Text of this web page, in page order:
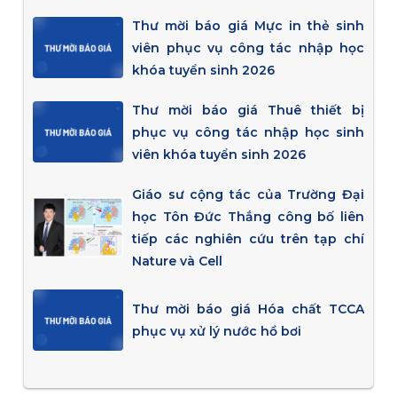
Thư mời báo giá Mực in thẻ sinh
viên phục vụ công tác nhập học
khóa tuyển sinh 2026
Thư mời báo giá Thuê thiết bị
phục vụ công tác nhập học sinh
viên khóa tuyển sinh 2026
Giáo sư cộng tác của Trường Đại
học Tôn Đức Thắng công bố liên
tiếp các nghiên cứu trên tạp chí
Nature và Cell
Thư mời báo giá Hóa chất TCCA
phục vụ xử lý nước hồ bơi